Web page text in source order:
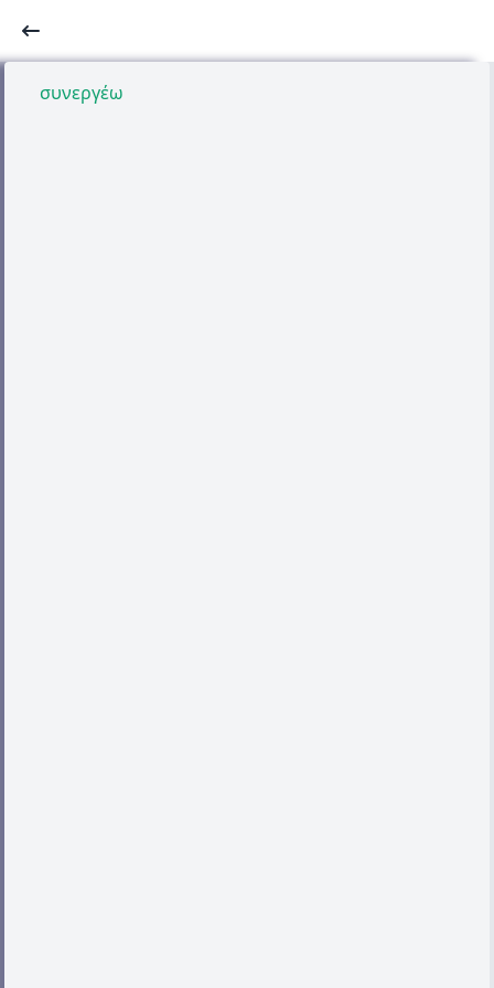
συνεργέω